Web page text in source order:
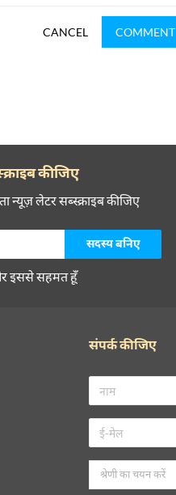
CANCEL COMMENT
कीजिए
न्यूज़ लेटर सब्स्क्राइब कीजिए
इससे सहमत हूँ
संपर्क कीजिए